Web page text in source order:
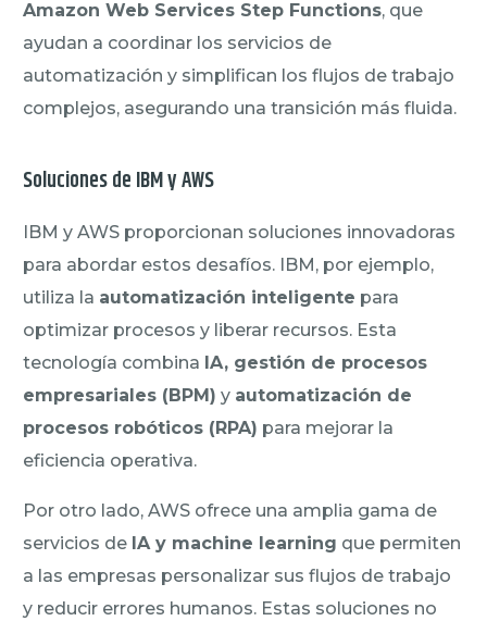
Amazon Web Services Step Functions, que
ayudan a coordinar los servicios de
automatización y simplifican los flujos de trabajo
complejos, asegurando una transición más fluida.
Soluciones de IBM y AWS
IBM y AWS proporcionan soluciones innovadoras
para abordar estos desafíos. IBM, por ejemplo,
utiliza la automatización inteligente para
optimizar procesos y liberar recursos. Esta
tecnología combina IA, gestión de procesos
empresariales (BPM) y automatización de
procesos robóticos (RPA) para mejorar la
eficiencia operativa.
Por otro lado, AWS ofrece una amplia gama de
servicios de IA y machine learning que permiten
a las empresas personalizar sus flujos de trabajo
y reducir errores humanos. Estas soluciones no